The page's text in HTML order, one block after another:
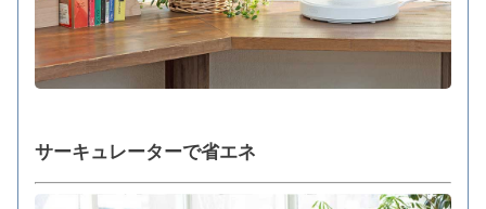
サーキュレーターで省エネ